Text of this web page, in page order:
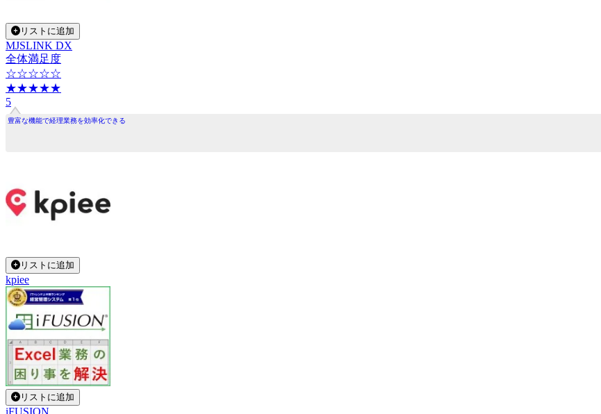
リストに追加
MJSLINK DX
全体満足度
☆☆☆☆☆
★★★★★
5
豊富な機能で経理業務を効率化できる
リストに追加
kpiee
リストに追加
iFUSION